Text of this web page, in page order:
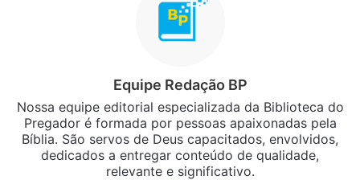
Equipe Redação BP
Nossa equipe editorial especializada da Biblioteca do
Pregador é formada por pessoas apaixonadas pela
Bíblia. São servos de Deus capacitados, envolvidos,
dedicados a entregar conteúdo de qualidade,
relevante e significativo.